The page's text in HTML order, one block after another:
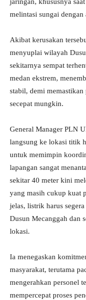
jaringan, khususnya
melintasi sungai
Akibat kerusakan
menyuplai wilayah
sekitarnya sempat
medan ekstrem,
stabil, demi
secepat mungkin.
General Manager PLN
langsung ke lokasi titik
untuk memimpin
lapangan sangat
sekitar 40 meter kini
yang masih cukup kuat
jelas, listrik harus
Dusun Mecanggah dan
lokasi.
Ia menegaskan
masyarakat, terutama
mengerahkan personel
mempercepat proses